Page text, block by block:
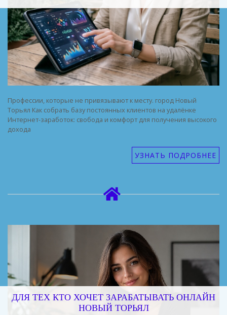
Профессии, которые не привязывают к месту. город Новый
Торьял Как собрать базу постоянных клиентов на удалёнке
Интернет-заработок: свобода и комфорт для получения высокого
дохода
УЗНАТЬ ПОДРОБНЕЕ
ДЛЯ ТЕХ КТО ХОЧЕТ ЗАРАБАТЫВАТЬ ОНЛАЙН
НОВЫЙ ТОРЬЯЛ